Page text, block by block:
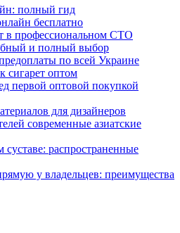
полный гид
бесплатно
в профессиональном СТО
и полный выбор
по всей Украине
сигарет оптом
первой оптовой покупкой
для дизайнеров
современные азиатские
суставе: распространенные
у владельцев: преимущества